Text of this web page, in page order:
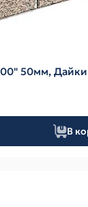
50мм,
В